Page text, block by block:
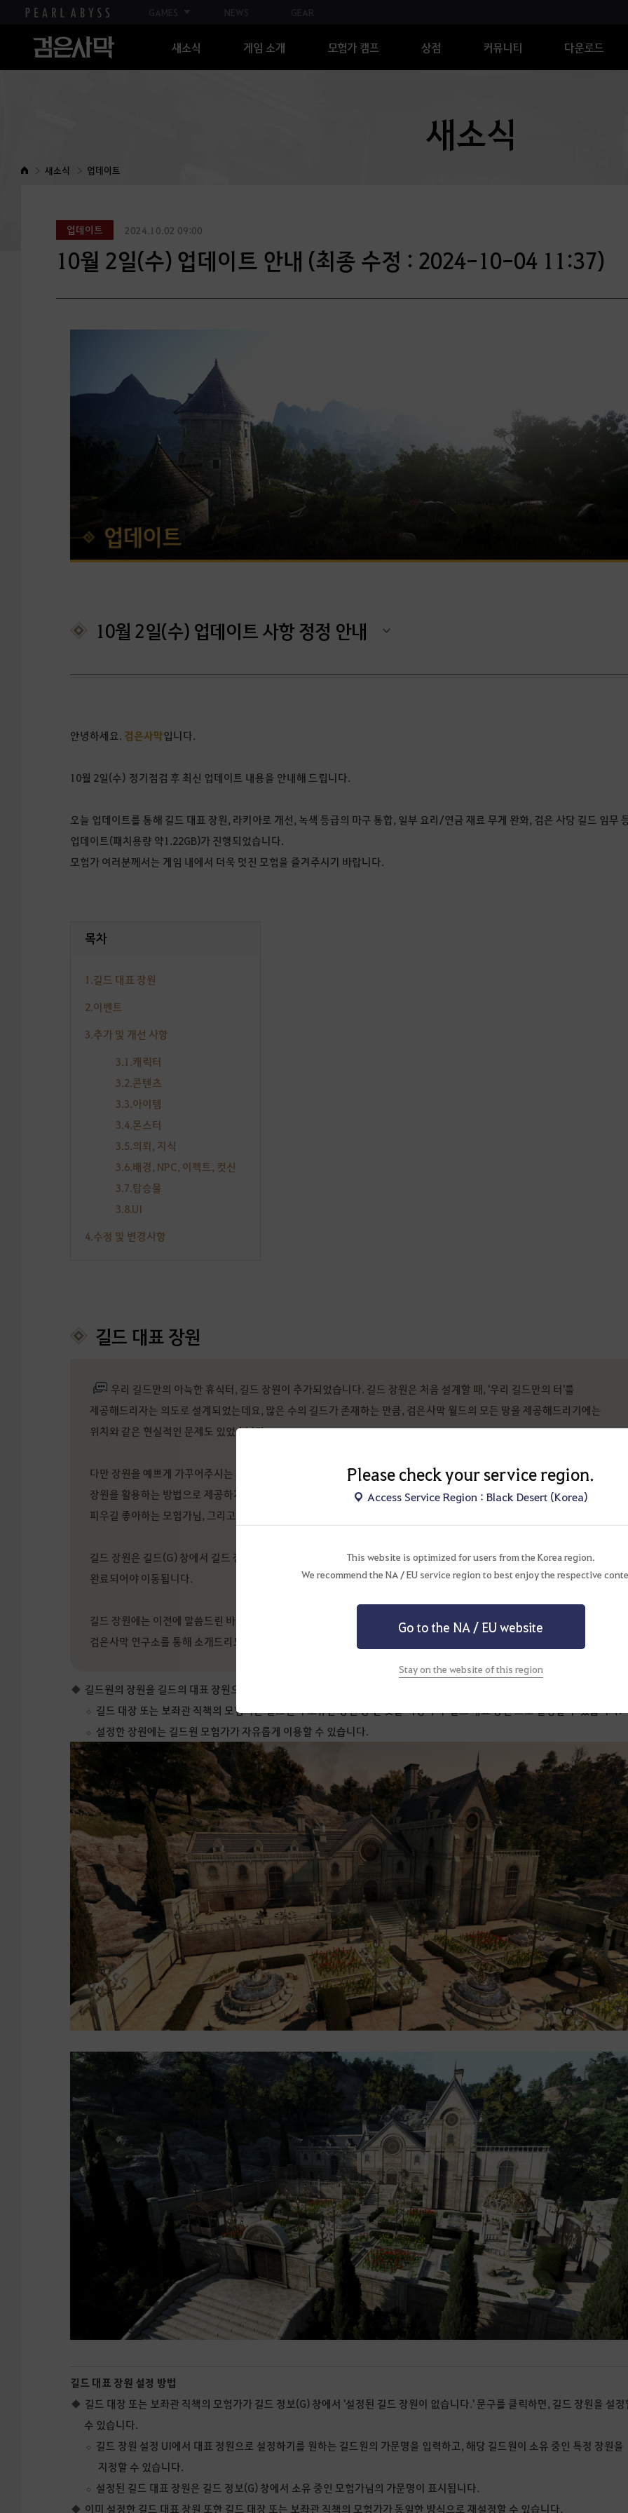
GAMES NEWS GEAR
Please check your service region.
Access Service Region : Black Desert (Korea)
This website is optimized for users from the Korea region.
We recommend the NA / EU service region to best enjoy the respective
Go to the NA / EU website
Stay on the website of this region
새소식 게임 소개 모험가 캠프 상점 커뮤니티 다운로드
새소식
새소식 업데이트
업데이트 2024.10.02 09:00
10월 2일(수) 업데이트 안내 (최종 수정 : 2024-10-04 11:37)
10월 2일(수) 업데이트 사항 정정 안내
안녕하세요. 검은사막입니다.
10월 2일(수) 정기점검 후 최신 업데이트 내용을 안내해 드립니다.
오늘 업데이트를 통해 길드 대표 장원, 라키아로 개선, 녹색 등급의 마구 통합, 일부 요리/연금 재료 무게 완화, 검은 사당 길드 임무
업데이트(패치용량 약1.22GB)가 진행되었습니다.
모험가 여러분께서는 게임 내에서 더욱 멋진 모험을 즐겨주시기 바랍니다.
목차
1.길드 대표 장원
2.이벤트
3.추가 및 개선 사항
3.1.캐릭터
3.2.콘텐츠
3.3.아이템
3.4.몬스터
3.5.의뢰, 지식
3.6.배경, NPC, 이펙트, 컷신
3.7.탑승물
3.8.UI
4.수정 및 변경사항
길드 대표 장원
우리 길드만의 아늑한 휴식터, 길드 장원이 추가되었습니다. 길드 장원은 처음 설계할 때, '우리 길드만의 터'를
제공해드리자는 의도로 설계되었는데요, 많은 수의 길드가 존재하는 만큼, 검은사막 월드의 모든 땅을 제공해드리기에는
위치와 같은 현실적인 문제도 있었습니다.
다만 장원을 예쁘게 가꾸어주시는 모험가님들의 재능을 살려, 같은 길드원 모험가님들을 초대시켜 함께 이용할 수 있도록
장원을 활용하는 방법으로 제공하게 되었는데요, 사냥 후 잠시 휴식을 원하는 모험가님이나, 길드원과 도란도란 이야기꽃을
피우길 좋아하는 모험가님, 그리고 장원을 예쁘게 장식해주신 모험가님 모두에게 의미 있는 업데이트가 되었으면 합니다.
길드 장원은 길드(G) 창에서 길드 장원 입장 버튼을 통해 입장하실 수 있으며, 입장 시에는 여행자의 지도와 같이 로딩 게이지가
완료되어야 이동됩니다.
길드 장원에는 이전에 말씀드린 바와 같이 요리나 연금도 함께해보실 수 있도록 준비해보고자 하는데요, 소식이 준비되면
검은사막 연구소를 통해 소개드리도록 하겠습니다.
길드원의 장원을 길드의 대표 장원으로 설정할 수 있는, '길드 대표 장원' 기능이 추가되었습니다.
길드 대장 또는 보좌관 직책의 모험가는 길드원이 보유한 장원 중 한 곳을 지정하여 '길드 대표 장원'으로 설정할 수 있습니다.
설정한 장원에는 길드원 모험가가 자유롭게 이용할 수 있습니다.
길드 대표 장원 설정 방법
길드 대장 또는 보좌관 직책의 모험가가 길드 정보(G) 창에서 '설정된 길드 장원이 없습니다.' 문구를 클릭하면, 길드 장원을 설정
수 있습니다.
길드 장원 설정 UI에서 대표 정원으로 설정하기를 원하는 길드원의 가문명을 입력하고, 해당 길드원이 소유 중인 특정 장원을
지정할 수 있습니다.
설정된 길드 대표 장원은 길드 정보(G) 창에서 소유 중인 모험가님의 가문명이 표시됩니다.
이미 설정한 길드 대표 장원 또한 길드 대장 또는 보좌관 직책의 모험가가 동일한 방식으로 재설정할 수 있습니다.